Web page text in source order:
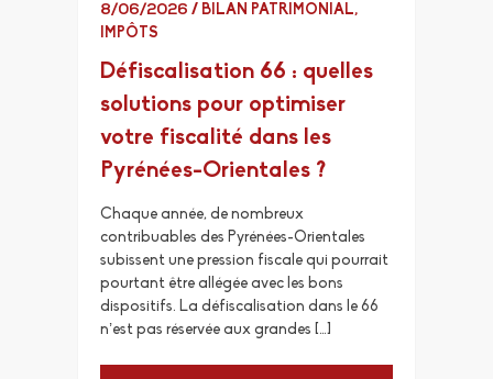
8/06/2026 / BILAN PATRIMONIAL,
IMPÔTS
Défiscalisation 66 : quelles
solutions pour optimiser
votre fiscalité dans les
Pyrénées-Orientales ?
Chaque année, de nombreux
contribuables des Pyrénées-Orientales
subissent une pression fiscale qui pourrait
pourtant être allégée avec les bons
dispositifs. La défiscalisation dans le 66
n’est pas réservée aux grandes […]